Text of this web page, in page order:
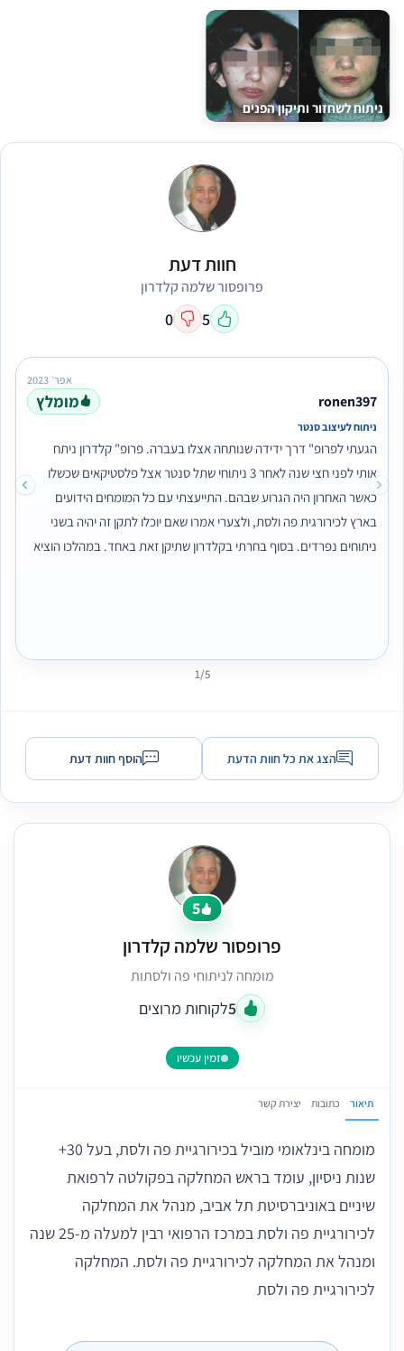
ניתוח לשחזור ותיקון הפנים
חוות דעת
פרופסור שלמה קלדרון
5
0
אפר׳ 2023
ronen397 מומלץ
ניתוח לעיצוב סנטר
הגעתי לפרופ" דרך ידידה שנותחה אצלו בעברה. פרופ" קלדרון ניתח
אותי לפני חצי שנה לאחר 3 ניתוחי שתל סנטר אצל פלסטיקאים שכשלו
כאשר האחרון היה הגרוע שבהם. התייעצתי עם כל המומחים הידועים
בארץ לכירורגית פה ולסת, ולצערי אמרו שאם יוכלו לתקן זה יהיה בשני
ניתוחים נפרדים. בסוף בחרתי בקלדרון שתיקן זאת באחד. במהלכו הוציא
1/5
הצג את כל חוות הדעת הוסף חוות דעת
5
פרופסור שלמה קלדרון
מומחה לניתוחי פה ולסתות
5לקוחות מרוצים
זמין עכשיו
תיאור כתובות יצירת קשר
מומחה בינלאומי מוביל בכירורגיית פה ולסת, בעל 30+
שנות ניסיון, עומד בראש המחלקה בפקולטה לרפואת
שיניים באוניברסיטת תל אביב, מנהל את המחלקה
לכירורגיית פה ולסת במרכז הרפואי רבין למעלה מ-25 שנה
ומנהל את המחלקה לכירורגיית פה ולסת. המחלקה
לכירורגיית פה ולסת